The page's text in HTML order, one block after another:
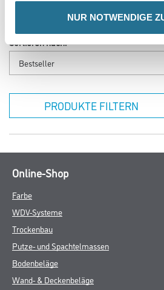
NUR NOTWENDIGE
Sortieren nach:
PRODUKTE FILTERN
Online-Shop
Farbe
WDV-Systeme
Trockenbau
Putze- und Spachtelmassen
Bodenbeläge
Wand- & Deckenbeläge